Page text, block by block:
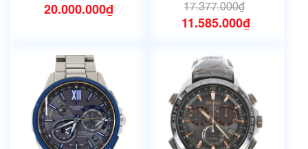
20.000.000₫ 17.377.000₫
11.585.000₫